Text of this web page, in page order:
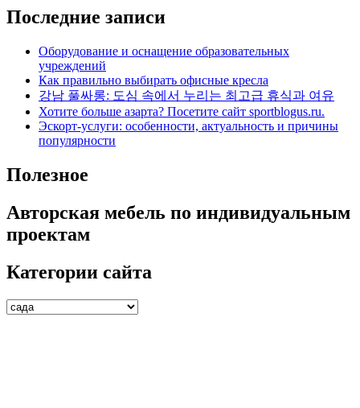
Последние записи
Оборудование и оснащение образовательных
учреждений
Как правильно выбирать офисные кресла
강남 풀싸롱: 도심 속에서 누리는 최고급 휴식과 여유
Хотите больше азарта? Посетите сайт sportblogus.ru.
Эскорт-услуги: особенности, актуальность и причины
популярности
Полезное
Авторская мебель по индивидуальным
проектам
Категории сайта
Категории